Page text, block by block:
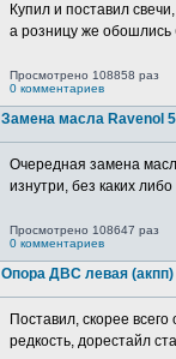
Купил и поставил
а розницу же обошлись
Просмотрено 108858 раз
0 комментариев
Замена масла Ravenol
Очередная замена
изнутри, без каких
Просмотрено 108647 раз
0 комментариев
Опора ДВС левая (акпп)
Поставил, скорее
редкость, дорестайл